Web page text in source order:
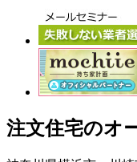
注文住宅のオ